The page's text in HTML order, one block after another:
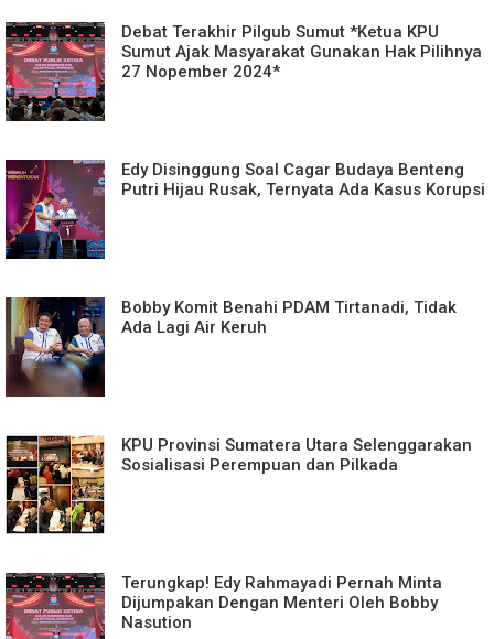
Debat Terakhir Pilgub Sumut *Ketua KPU
Sumut Ajak Masyarakat Gunakan Hak Pilihnya
27 Nopember 2024*
Edy Disinggung Soal Cagar Budaya Benteng
Putri Hijau Rusak, Ternyata Ada Kasus Korupsi
Bobby Komit Benahi PDAM Tirtanadi, Tidak
Ada Lagi Air Keruh
KPU Provinsi Sumatera Utara Selenggarakan
Sosialisasi Perempuan dan Pilkada
Terungkap! Edy Rahmayadi Pernah Minta
Dijumpakan Dengan Menteri Oleh Bobby
Nasution